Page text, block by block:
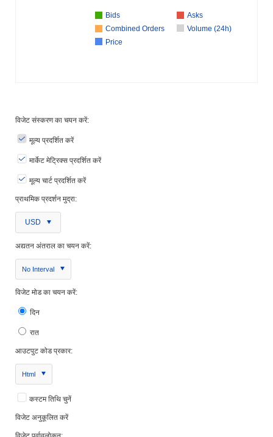
Bids
Asks
Combined Orders
Volume (24h)
Price
विजेट संस्करण का चयन करें:
मूल्य प्रदर्शित करें
मार्केट मेट्रिक्स प्रदर्शित करें
मूल्य चार्ट प्रदर्शित करें
प्राथमिक प्रदर्शन मुद्रा:
USD
अद्यतन अंतराल का चयन करें:
No Interval
विजेट मोड का चयन करें:
दिन
रात
आउटपुट कोड प्रकार:
Html
कस्टम तिथि चुनें
विजेट अनुकूलित करें